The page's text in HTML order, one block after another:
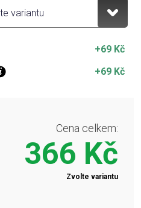
+69 Kč
+69 Kč
Cena celkem:
366 Kč
Zvolte variantu